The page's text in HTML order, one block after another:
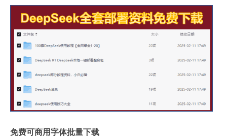
免费可商用字体批量下载